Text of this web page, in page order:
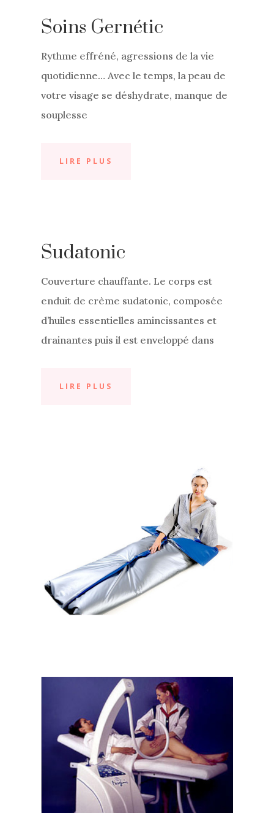
Soins Gernétic
Rythme effréné, agressions de la vie
quotidienne… Avec le temps, la peau de
votre visage se déshydrate, manque de
souplesse
LIRE PLUS
Sudatonic
Couverture chauffante. Le corps est
enduit de crème sudatonic, composée
d’huiles essentielles amincissantes et
drainantes puis il est enveloppé dans
LIRE PLUS